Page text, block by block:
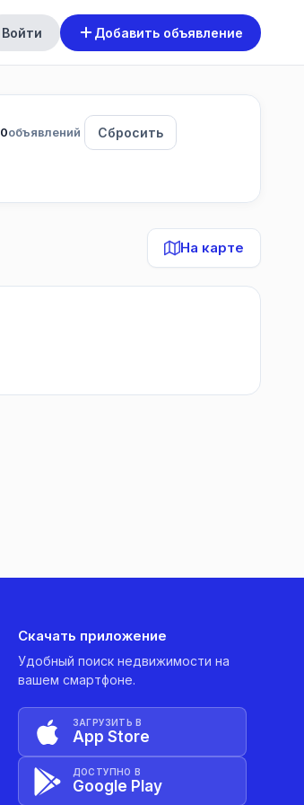
Войти Добавить объявление
0объявлений Сбросить
На карте
Скачать приложение
Удобный поиск недвижимости на
вашем смартфоне.
ЗАГРУЗИТЬ В
App Store
ДОСТУПНО В
Google Play